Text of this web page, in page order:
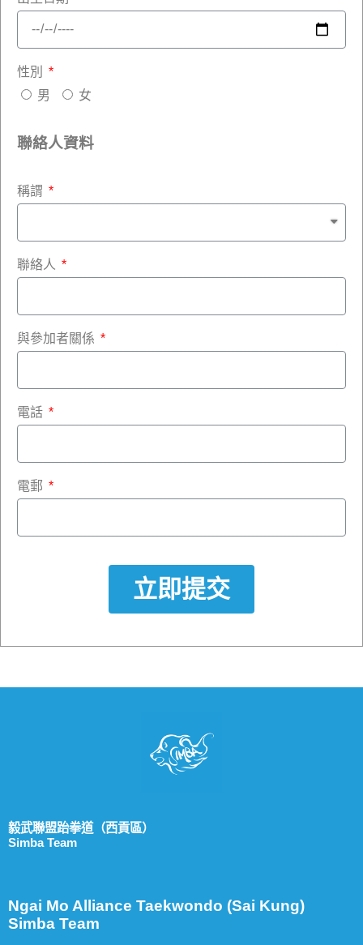
性別
男
女
聯絡人資料
稱謂
聯絡人
與參加者關係
電話
電郵
立即提交
毅武聯盟跆拳道（西貢區）
Simba Team
Ngai Mo Alliance Taekwondo (Sai Kung)
Simba Team